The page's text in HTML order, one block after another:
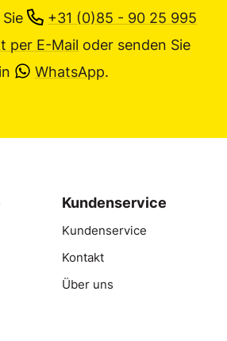
+31 (0)85 - 90 25 995
per E-Mail oder senden Sie
WhatsApp.
Kundenservice
Kundenservice
Kontakt
Über uns